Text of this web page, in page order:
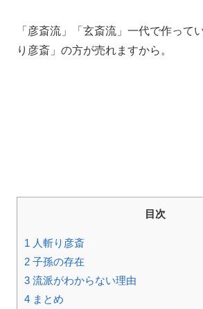
「彦斎流」「玄斎流」一代で作って
り彦斎」の方が売れますから。
目次
1 人斬り彦斎
2 子孫の存在
3 流派がわからない理由
4 まとめ